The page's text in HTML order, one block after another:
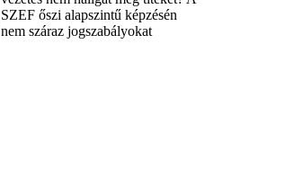
SZEF őszi alapszintű képzésén
nem száraz jogszabályokat